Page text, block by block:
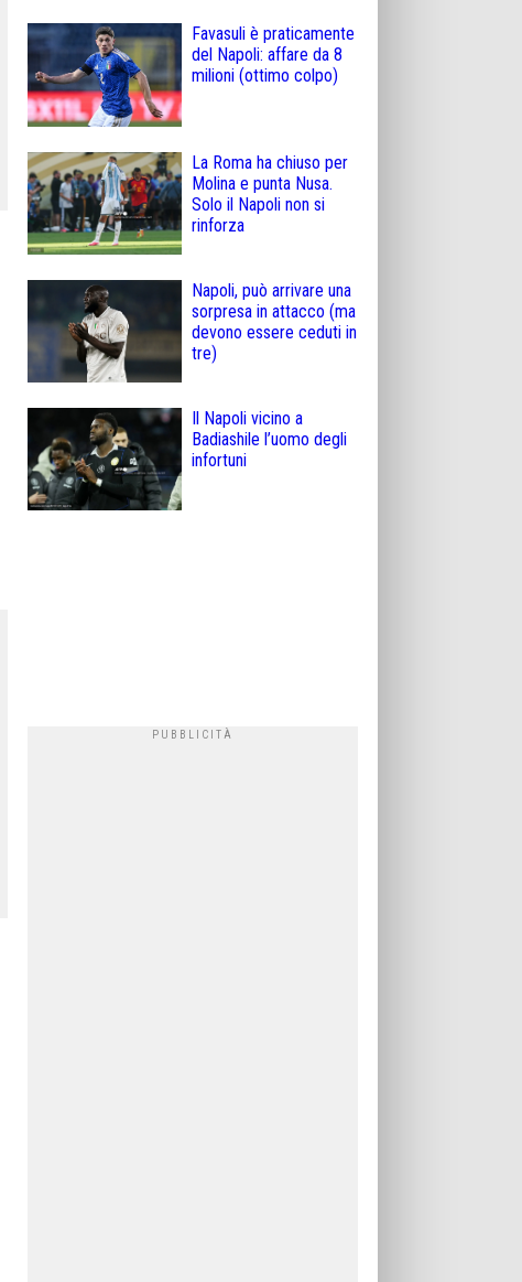
Favasuli è praticamente
del Napoli: affare da 8
milioni (ottimo colpo)
La Roma ha chiuso per
Molina e punta Nusa.
Solo il Napoli non si
rinforza
Napoli, può arrivare una
sorpresa in attacco (ma
devono essere ceduti in
tre)
Il Napoli vicino a
Badiashile l’uomo degli
infortuni